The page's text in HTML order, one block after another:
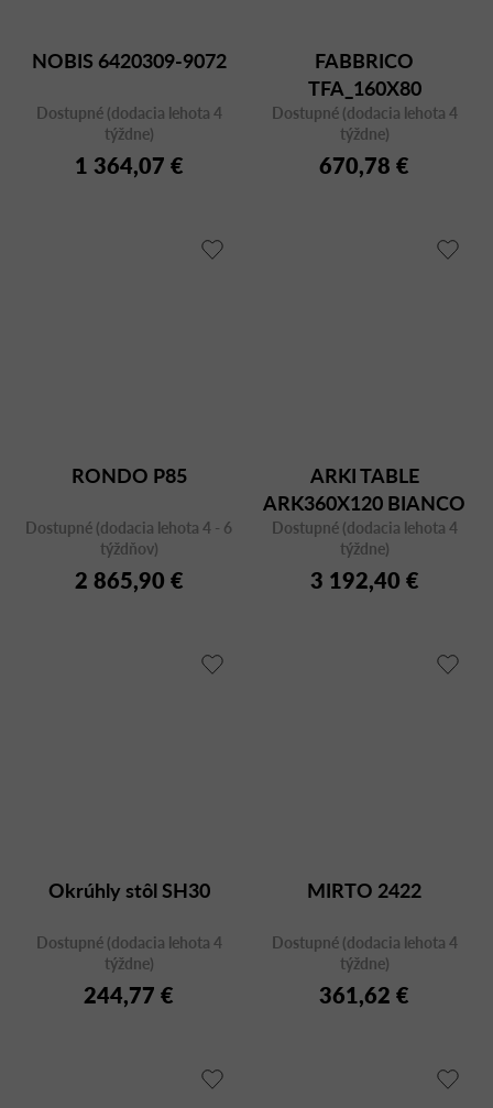
NOBIS 6420309-9072
Dostupné (dodacia lehota 4
týždne)
1 364,07 €
FABBRICO
TFA_160X80
TRANSPARENT
Dostupné (dodacia lehota 4
týždne)
670,78 €
RONDO P85
Dostupné (dodacia lehota 4 - 6
týždňov)
2 865,90 €
ARKI TABLE
ARK360X120 BIANCO
CFCBI
Dostupné (dodacia lehota 4
týždne)
3 192,40 €
Okrúhly stôl SH30
Dostupné (dodacia lehota 4
týždne)
244,77 €
MIRTO 2422
Dostupné (dodacia lehota 4
týždne)
361,62 €